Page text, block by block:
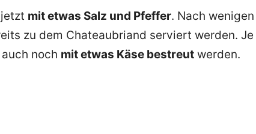
mit etwas Salz und Pfeffer. Nach wenigen
zu dem Chateaubriand serviert werden. Je
noch mit etwas Käse bestreut werden.